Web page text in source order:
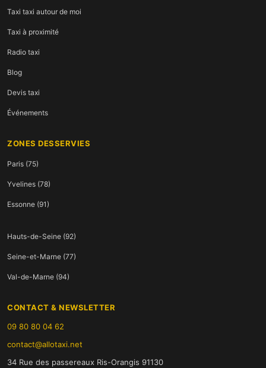
Taxi taxi autour de moi
Taxi à proximité
Radio taxi
Blog
Devis taxi
Événements
ZONES DESSERVIES
Paris (75)
Yvelines (78)
Essonne (91)
Hauts-de-Seine (92)
Seine-et-Marne (77)
Val-de-Marne (94)
CONTACT & NEWSLETTER
09 80 80 04 62
contact@allotaxi.net
34 Rue des passereaux Ris-Orangis 91130